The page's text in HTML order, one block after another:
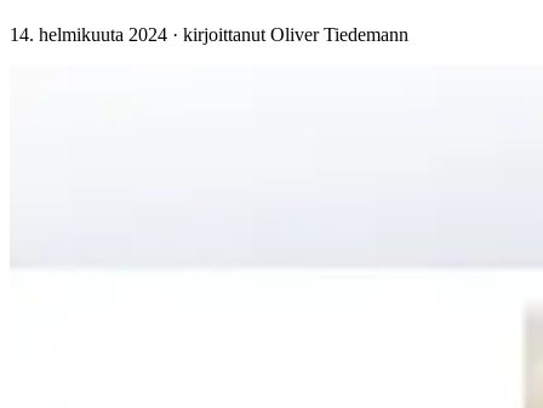
14. helmikuuta 2024 · kirjoittanut Oliver Tiedemann